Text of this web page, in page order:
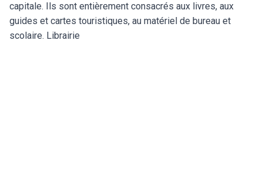
capitale. Ils sont entièrement consacrés aux livres, aux
guides et cartes touristiques, au matériel de bureau et
scolaire. Librairie